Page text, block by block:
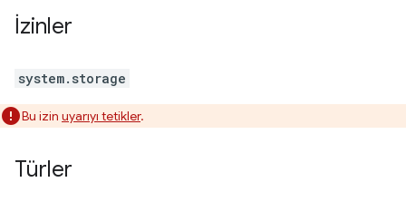
İzinler
system.storage
Bu izin uyarıyı tetikler.
Türler